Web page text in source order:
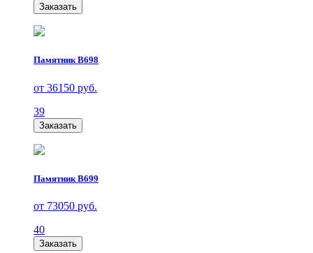
Заказать
Памятник В698
от 36150 руб.
39
Заказать
Памятник В699
от 73050 руб.
40
Заказать